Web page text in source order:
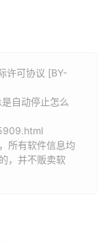
许可协议 [BY-
自动停止怎么
所有软件信息均
，并不贩卖软